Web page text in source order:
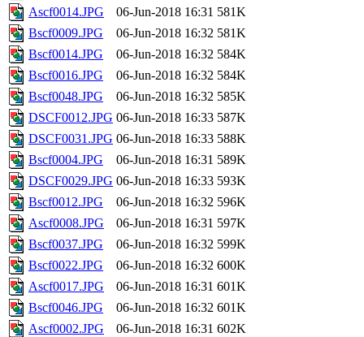
Ascf0014.JPG
06-Jun-2018 16:31 581K
Bscf0009.JPG
06-Jun-2018 16:32 581K
Bscf0014.JPG
06-Jun-2018 16:32 584K
Bscf0016.JPG
06-Jun-2018 16:32 584K
Bscf0048.JPG
06-Jun-2018 16:32 585K
DSCF0012.JPG 06-Jun-2018 16:33 587K
DSCF0031.JPG 06-Jun-2018 16:33 588K
Bscf0004.JPG
06-Jun-2018 16:31 589K
DSCF0029.JPG 06-Jun-2018 16:33 593K
Bscf0012.JPG
06-Jun-2018 16:32 596K
Ascf0008.JPG
06-Jun-2018 16:31 597K
Bscf0037.JPG
06-Jun-2018 16:32 599K
Bscf0022.JPG
06-Jun-2018 16:32 600K
Ascf0017.JPG
06-Jun-2018 16:31 601K
Bscf0046.JPG
06-Jun-2018 16:32 601K
Ascf0002.JPG
06-Jun-2018 16:31 602K